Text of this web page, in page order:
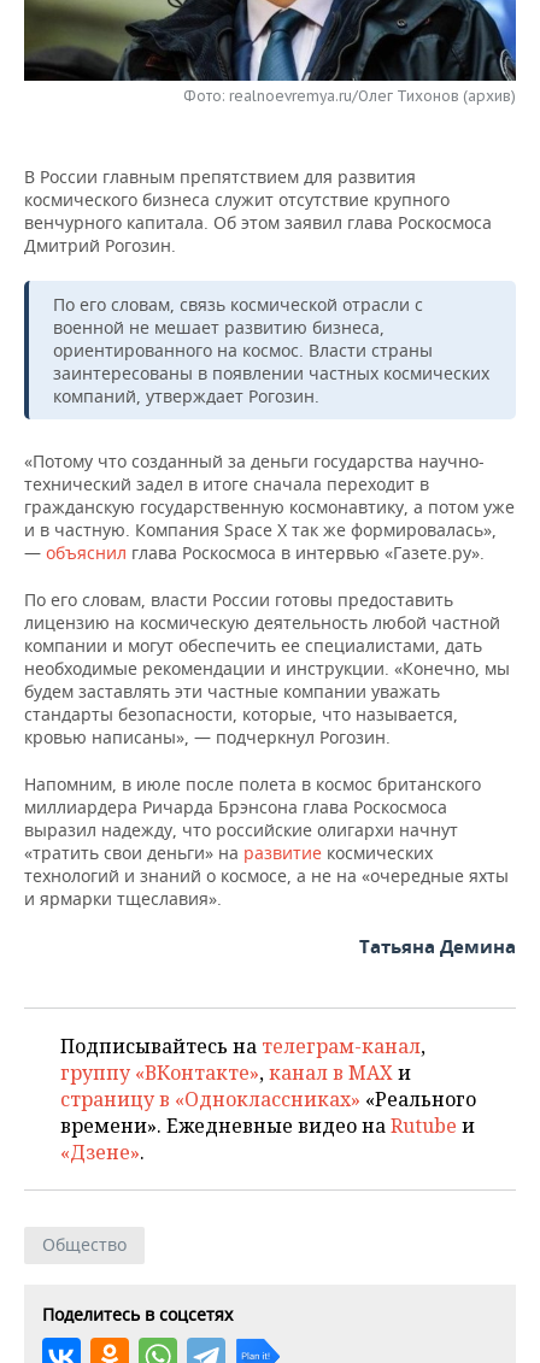
НЕФТЕХИМИЯ
НЕФТЬ
ЭНЕРГЕТИКА
РОЗНИЧНАЯ ТОРГОВЛЯ
НОВОСТИ ТЕХНОЛОГИЙ
ТЕЛЕКОММУНИКАЦИИ
МЕРОПРИЯТИЯ
НОВОСТИ МЕРОПРИЯТИЙ
БИЗНЕС-БРАНЧИ
ОТКРЫТАЯ ЛЕКЦИЯ
ФУТБОЛ
БАСКЕТБОЛ
ВОЛЕЙБОЛ
ФИГУРНОЕ КАТАНИЕ
ВОДНЫЕ ВИДЫ СПОРТА
ХОККЕЙ С МЯЧОМ
НОВОСТИ ОБЩЕСТВА
ИНФРАСТРУКТУРА
ИСТОРИЯ
МЕДИЦИНА
ОБРАЗОВАНИЕ
ПРОИСШЕСТВИЯ
ФОТОГАЛЕРЕЯ
СПРАВОЧНИК
СПИСОК ПЕРСОН
ПОЛНАЯ ВЕРСИЯ
Фото: realnoevremya.ru/Олег Тихонов (архив)
В России главным препятствием для развития
космического бизнеса служит отсутствие крупного
венчурного капитала. Об этом заявил глава Роскосмоса
Дмитрий Рогозин.
По его словам, связь космической отрасли с
военной не мешает развитию бизнеса,
ориентированного на космос. Власти страны
заинтересованы в появлении частных космических
компаний, утверждает Рогозин.
«Потому что созданный за деньги государства научно-
технический задел в итоге сначала переходит в
гражданскую государственную космонавтику, а потом уже
и в частную. Компания Space X так же формировалась»,
— объяснил глава Роскосмоса в интервью «Газете.ру».
По его словам, власти России готовы предоставить
лицензию на космическую деятельность любой частной
компании и могут обеспечить ее специалистами, дать
необходимые рекомендации и инструкции. «Конечно, мы
будем заставлять эти частные компании уважать
стандарты безопасности, которые, что называется,
кровью написаны», — подчеркнул Рогозин.
Напомним, в июле после полета в космос британского
миллиардера Ричарда Брэнсона глава Роскосмоса
выразил надежду, что российские олигархи начнут
«тратить свои деньги» на развитие космических
технологий и знаний о космосе, а не на «очередные яхты
и ярмарки тщеславия».
Татьяна Демина
Подписывайтесь на телеграм-канал,
группу «ВКонтакте»,канал в MAXи
страницу в «Одноклассниках» «Реального
времени». Ежедневные видео наRutube и
«Дзене».
Общество
Поделитесь в соцсетях